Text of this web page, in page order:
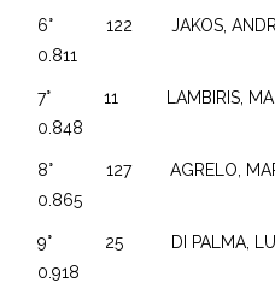
6° 122 JAKOS,
0.811
7° 11 LAMBIRIS,
0.848
8° 127 AGRELO,
0.865
9° 25 DI PALMA,
0.918